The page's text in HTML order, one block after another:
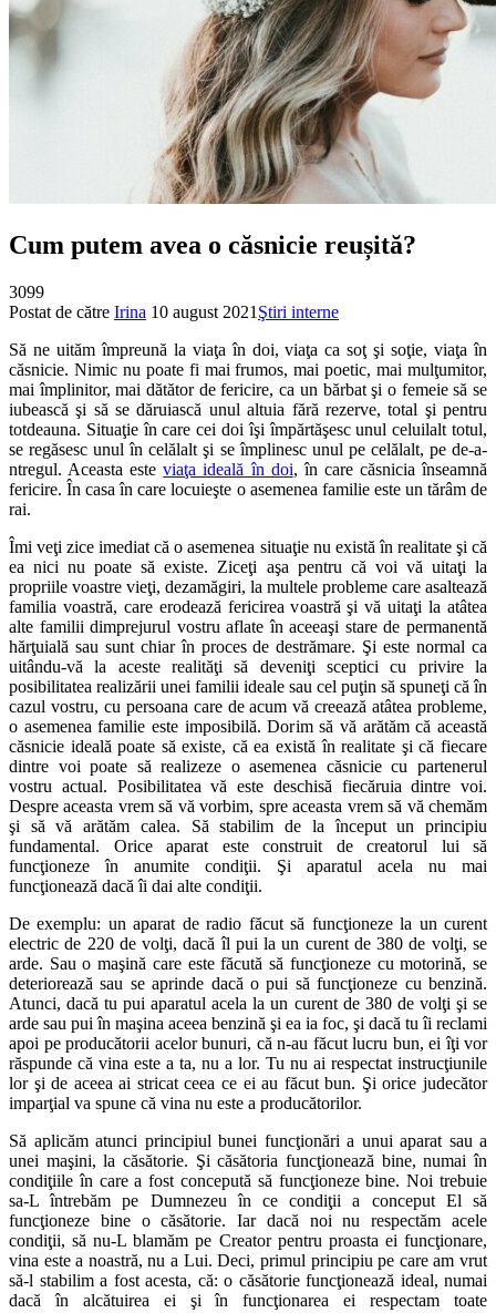
Cum putem avea o căsnicie reușită?
3099
Postat de către Irina 10 august 2021 Ştiri interne
Să ne uităm împreună la viaţa în doi, viaţa ca soţ şi soţie, viaţa în
căsnicie. Nimic nu poate fi mai frumos, mai poetic, mai mulţumitor,
mai împlinitor, mai dătător de fericire, ca un bărbat şi o femeie să se
iubească şi să se dăruiască unul altuia fără rezerve, total şi pentru
totdeauna. Situaţie în care cei doi îşi împărtăşesc unul celuilalt totul,
se regăsesc unul în celălalt şi se împlinesc unul pe celălalt, pe de-a-
ntregul. Aceasta esteviaţa ideală în doi, în care căsnicia înseamnă
fericire. În casa în care locuieşte o asemenea familie este un tărâm de
rai.
Îmi veţi zice imediat că o asemenea situaţie nu există în realitate şi că
ea nici nu poate să existe. Ziceţi aşa pentru că voi vă uitaţi la
propriile voastre vieţi, dezamăgiri, la multele probleme care asaltează
familia voastră, care erodează fericirea voastră şi vă uitaţi la atâtea
alte familii dimprejurul vostru aflate în aceeaşi stare de permanentă
hărţuială sau sunt chiar în proces de destrămare. Şi este normal ca
uitându-vă la aceste realităţi să deveniţi sceptici cu privire la
posibilitatea realizării unei familii ideale sau cel puţin să spuneţi că în
cazul vostru, cu persoana care de acum vă creează atâtea probleme,
o asemenea familie este imposibilă. Dorim să vă arătăm că această
căsnicie ideală poate să existe, că ea există în realitate şi că fiecare
dintre voi poate să realizeze o asemenea căsnicie cu partenerul
vostru actual. Posibilitatea vă este deschisă fiecăruia dintre voi.
Despre aceasta vrem să vă vorbim, spre aceasta vrem să vă chemăm
şi să vă arătăm calea. Să stabilim de la început un principiu
fundamental. Orice aparat este construit de creatorul lui să
funcţioneze în anumite condiţii. Şi aparatul acela nu mai
funcţionează dacă îi dai alte condiţii.
De exemplu: un aparat de radio făcut să funcţioneze la un curent
electric de 220 de volţi, dacă îl pui la un curent de 380 de volţi, se
arde. Sau o maşină care este făcută să funcţioneze cu motorină, se
deteriorează sau se aprinde dacă o pui să funcţioneze cu benzină.
Atunci, dacă tu pui aparatul acela la un curent de 380 de volţi şi se
arde sau pui în maşina aceea benzină şi ea ia foc, şi dacă tu îi reclami
apoi pe producătorii acelor bunuri, că n-au făcut lucru bun, ei îţi vor
răspunde că vina este a ta, nu a lor. Tu nu ai respectat instrucţiunile
lor şi de aceea ai stricat ceea ce ei au făcut bun. Şi orice judecător
imparţial va spune că vina nu este a producătorilor.
Să aplicăm atunci principiul bunei funcţionări a unui aparat sau a
unei maşini, la căsătorie. Şi căsătoria funcţionează bine, numai în
condiţiile în care a fost concepută să funcţioneze bine. Noi trebuie
sa-L întrebăm pe Dumnezeu în ce condiţii a conceput El să
funcţioneze bine o căsătorie. Iar dacă noi nu respectăm acele
condiţii, să nu-L blamăm pe Creator pentru proasta ei funcţionare,
vina este a noastră, nu a Lui. Deci, primul principiu pe care am vrut
să-l stabilim a fost acesta, că: o căsătorie funcţionează ideal, numai
dacă în alcătuirea ei şi în funcţionarea ei respectam toate